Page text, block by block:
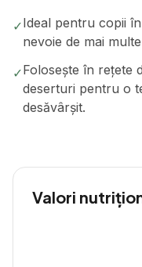
✓Ideal pentru copii
nevoie de mai
✓Folosește în rețete
deserturi pentru o
desăvârșit.
Valori